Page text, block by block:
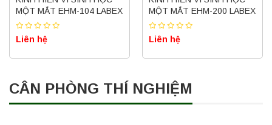
MỘT MẮT EHM-104 LABEX
Liên hệ
MỘT MẮT EHM-200 LABEX
Liên hệ
CÂN PHÒNG THÍ NGHIỆM